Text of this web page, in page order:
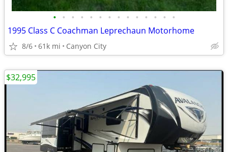
• • • • • • • • • • • • • •
1995 Class C Coachman Leprechaun Motorhome
8/6 61k mi Canyon City
$32,995